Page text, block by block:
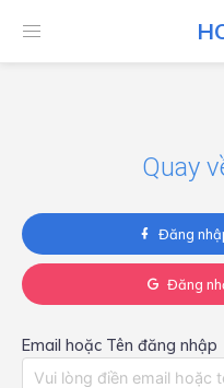
Quay
Đăng
Đăng
Email hoặc Tên đăng nhập